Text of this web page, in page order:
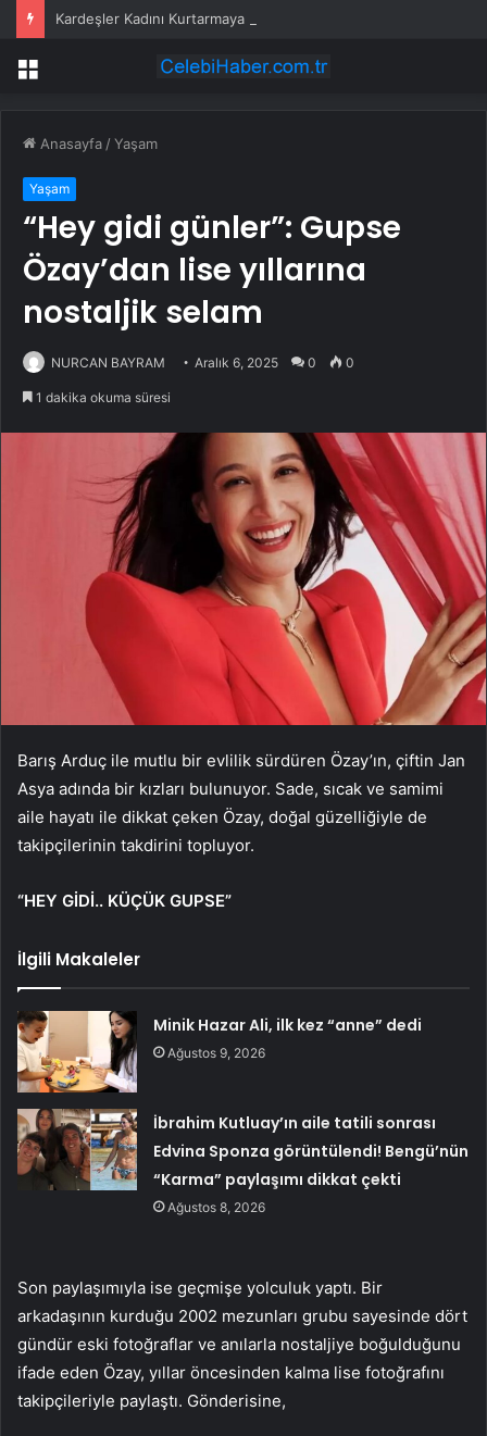
Kardeşler Kadını Kurtarmaya Çalışırken Bıçaklandı
Menü
Anasayfa /Yaşam
Yaşam
“Hey gidi günler”: Gupse
Özay’dan lise yıllarına
nostaljik selam
NURCAN BAYRAM Aralık 6, 2025 0 0
1 dakika okuma süresi
Barış Arduç ile mutlu bir evlilik sürdüren Özay’ın, çiftin Jan
Asya adında bir kızları bulunuyor. Sade, sıcak ve samimi
aile hayatı ile dikkat çeken Özay, doğal güzelliğiyle de
takipçilerinin takdirini topluyor.
“HEY GİDİ.. KÜÇÜK GUPSE”
İlgili Makaleler
Minik Hazar Ali, ilk kez “anne” dedi
Ağustos 9, 2026
İbrahim Kutluay’ın aile tatili sonrası
Edvina Sponza görüntülendi! Bengü’nün
“Karma” paylaşımı dikkat çekti
Ağustos 8, 2026
Son paylaşımıyla ise geçmişe yolculuk yaptı. Bir
arkadaşının kurduğu 2002 mezunları grubu sayesinde dört
gündür eski fotoğraflar ve anılarla nostaljiye boğulduğunu
ifade eden Özay, yıllar öncesinden kalma lise fotoğrafını
takipçileriyle paylaştı. Gönderisine,